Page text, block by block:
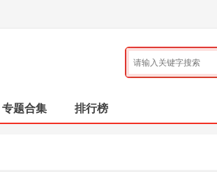
专题合集 排行榜